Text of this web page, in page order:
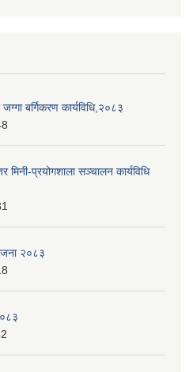
बर्गिकरण कार्यविधि,२०८३
मिनी-प्रयोगशाला सञ्चालन कार्यविधि
२०८३